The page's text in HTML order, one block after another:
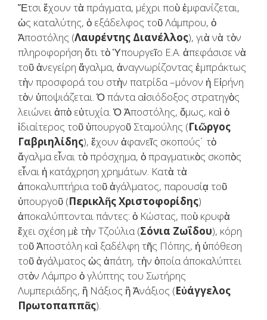
Ἔτσι ἔχουν τὰ πράγματα, μέχρι ποὺ ἐμφανίζεται,
ὡς καταλύτης, ὁ εξάδελφος τοῦ Λάμπρου, ὁ
Ἀποστόλης (Λαυρέντης Διανέλλος), γιὰ νὰ τὸν
πληροφορήση ὅτι τὸ Ὑπουργεῖο Ε.Α. ἀπεφάσισε νὰ
τοῦ ἀνεγείρη ἄγαλμα, ἀναγνωρίζοντας ἐμπράκτως
τὴν προσφορά του στὴν πατρίδα –μόνον ἡ Εἰρήνη
τὸν ὑποψιάζεται. Ὁ πάντα αἰσιόδοξος στρατηγὸς
λειώνει ἀπὸ εὐτυχία. Ὁ Ἀποστόλης, ὅμως, καὶ ὁ
ἰδιαίτερος τοῦ ὑπουργοῦ Σταμούλης (Γιῶργος
Γαβριηλίδης), ἔχουν ἀφανεῖς σκοπούς˙ τὸ
ἄγαλμα εἶναι τὸ πρόσχημα, ὁ πραγματικὸς σκοπὸς
εἶναι ἡ κατάχρηση χρημάτων. Κατὰ τὰ
ἀποκαλυπτήρια τοῦ ἀγάλματος, παρουσίᾳ τοῦ
ὑπουργοῦ (Περικλῆς Χριστοφορίδης)
ἀποκαλύπτονται πάντες: ὁ Κώστας, ποὺ κρυφὰ
ἔχει σχέση μὲ τὴν Τζούλια (Σόνια Ζωΐδου), κόρη
τοῦ Ἀποστόλη καὶ ξαδέλφη τῆς Πόπης, ἡ ὑπόθεση
τοῦ ἀγάλματος ὡς ἀπάτη, τὴν ὁποία άποκαλύπτει
στὸν Λάμπρο ὁ γλύπτης του Σωτήρης
Λυμπεριάδης, ἢ Νάξιος ἢ Ἀνάξιος (Εὐάγγελος
Πρωτοπαππᾶς).